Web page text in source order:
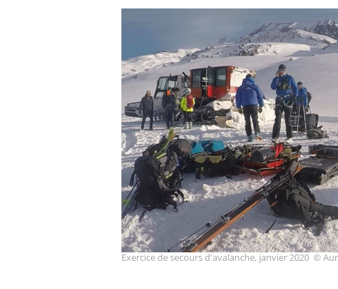
Exercice de secours d'avalanche, janvier 2020 ©